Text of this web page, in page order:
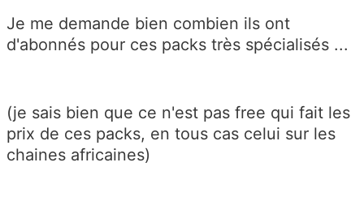
Je me demande bien combien ils ont
d'abonnés pour ces packs très spécialisés ...
(je sais bien que ce n'est pas free qui fait les
prix de ces packs, en tous cas celui sur les
chaines africaines)